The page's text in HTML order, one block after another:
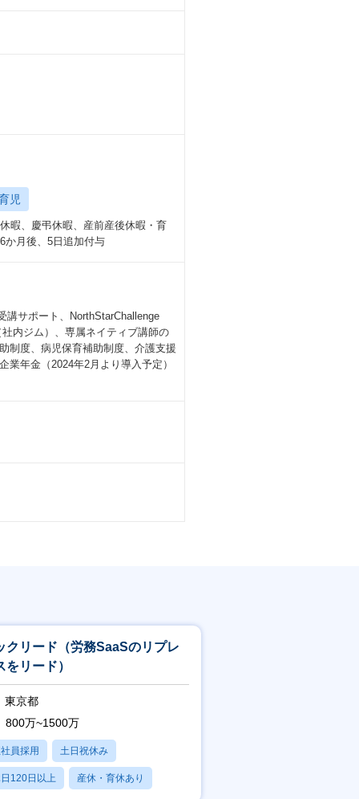
児
暇、慶弔休暇、産前産後休暇・育
か月後、5日追加付与
講サポート、NorthStarChallenge
内ジム）、専属ネイティブ講師の
制度、病児保育補助制度、介護支援
年金（2024年2月より導入予定）
クリード（労務SaaSのリプレ
をリード）
東京都
800万~1500万
員採用 土日祝休み
120日以上 産休・育休あり